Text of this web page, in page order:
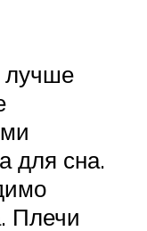
лучше
для сна.
Плечи